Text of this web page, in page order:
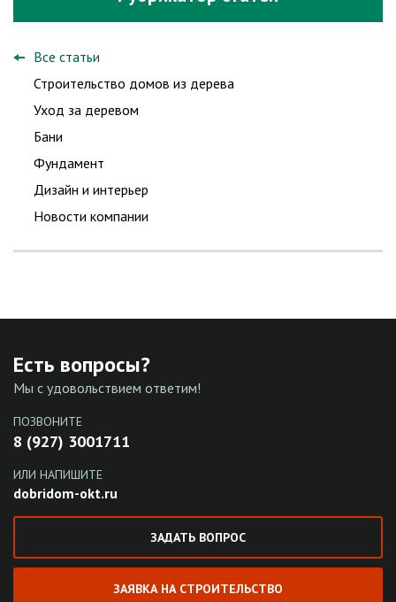
Все статьи
Строительство домов из дерева
Уход за деревом
Бани
Фундамент
Дизайн и интерьер
Новости компании
Есть вопросы?
Мы с удовольствием ответим!
ПОЗВОНИТЕ
8 (927) 3001711
ИЛИ НАПИШИТЕ
dobridom-okt.ru
ЗАДАТЬ ВОПРОС
ЗАЯВКА НА СТРОИТЕЛЬСТВО